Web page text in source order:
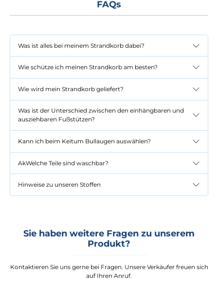
FAQs
Was ist alles bei meinem Strandkorb dabei?
Wie schütze ich meinen Strandkorb am besten?
Wie wird mein Strandkorb geliefert?
Was ist der Unterschied zwischen den einhängbaren und
ausziehbaren Fußstützen?
Kann ich beim Keitum Bullaugen auswählen?
AkWelche Teile sind waschbar?
Hinweise zu unseren Stoffen
Sie haben weitere Fragen zu unserem
Produkt?
Kontaktieren Sie uns gerne bei Fragen. Unsere Verkäufer freuen sich
auf Ihren Anruf.